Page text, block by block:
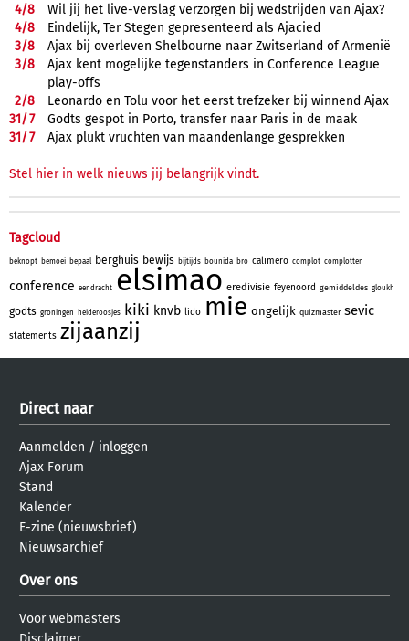
4/8
Wil jij het live-verslag verzorgen bij wedstrijden van Ajax?
4/8
Eindelijk, Ter Stegen gepresenteerd als Ajacied
3/8
Ajax bij overleven Shelbourne naar Zwitserland of Armenië
3/8
Ajax kent mogelijke tegenstanders in Conference League
play-offs
2/8
Leonardo en Tolu voor het eerst trefzeker bij winnend Ajax
31/7
Godts gespot in Porto, transfer naar Paris in de maak
31/7 Ajax plukt vruchten van maandenlange gesprekken
Stel hier in welk nieuws jij belangrijk vindt.
Tagcloud
beknopt bemoei bepaal berghuis bewijs bijtijds bounida bro calimero complot complotten
conference eendracht elsimao eredivisie feyenoord gemiddeldes gloukh
godts groningen heideroosjes kiki knvb lido mie ongelijk quizmaster sevic
statements zijaanzij
Direct naar
Aanmelden / inloggen
Ajax Forum
Stand
Kalender
E-zine (nieuwsbrief)
Nieuwsarchief
Over ons
Voor webmasters